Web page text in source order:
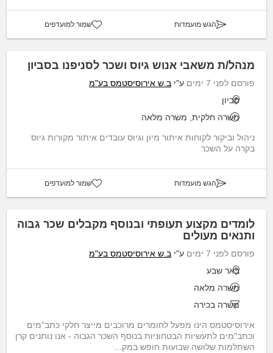
הגש מועמדות שמור למועדפים
מנהל/ת משאבי אנוש גיוס ושכר לסניפנו בסביון
פורסם לפני 7 ימים ע"י ב.ש אירוסיסטמס בע"מ
סביון
משרה חלקית, משרה מלאה
ניהול וביקור לקוחות איתור מיון וגיוס עובדים איתור מקורות גיוס
בקרה על השכר
הגש מועמדות שמור למועדפים
לומדים מקצוע תעופתי ובנוסף מקבלים שכר גבוה
ותנאים מעולים
פורסם לפני 7 ימים ע"י ב.ש אירוסיסטמס בע"מ
באר שבע
משרה מלאה
משרה בכירה
אירוסיסטמס הינו מפעל לחומרים מרוכבים מייצר חלקי כתב"מים
וכתב"מים לתעשיות הבטחוניות בנוסף השכר הגבוה - אנו נותנים קרן
השתלמות שלושה שבועות חופש במק...